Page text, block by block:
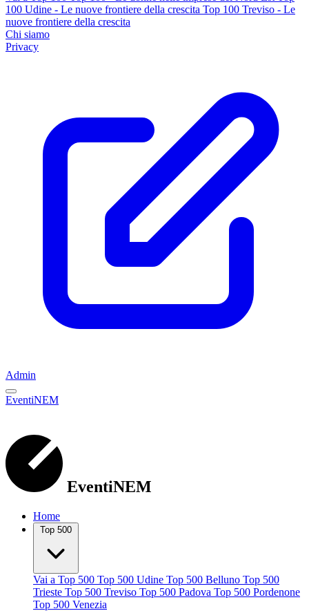
100 Udine - Le nuove frontiere della crescita Top 100 Treviso - Le
nuove frontiere della crescita
Chi siamo
Privacy
Admin
EventiNEM
EventiNEM
Home
Top 500
Vai a Top 500 Top 500 Udine Top 500 Belluno Top 500
Trieste Top 500 Treviso Top 500 Padova Top 500 Pordenone
Top 500 Venezia